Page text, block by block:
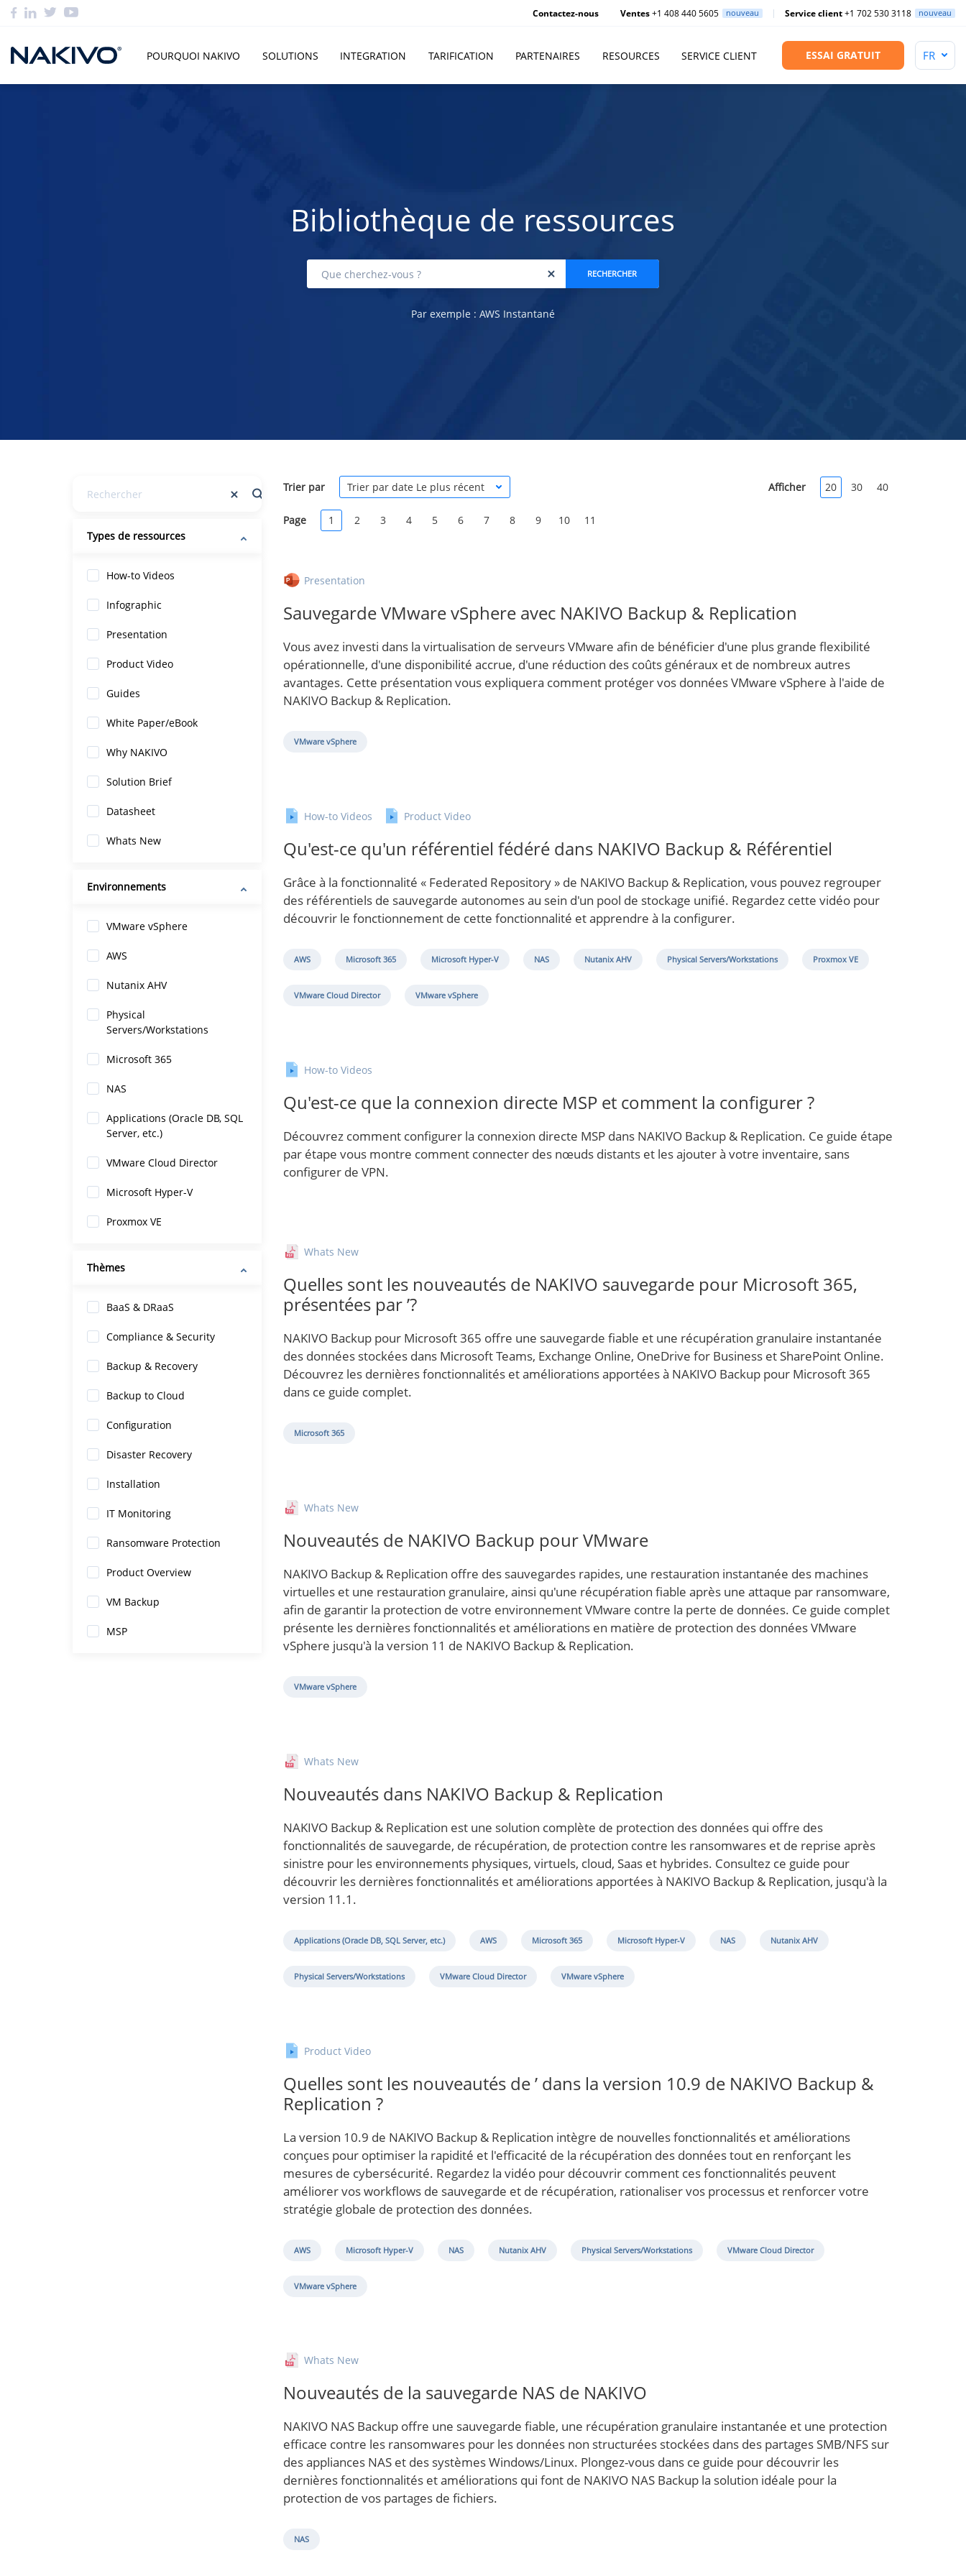
Contactez-nous Ventes+1 408 440 5605 nouveau Service client+1 702 530 3118 nouveau
POURQUOI NAKIVO SOLUTIONS INTEGRATION TARIFICATION PARTENAIRES RESOURCES SERVICE CLIENT ESSAI GRATUIT
Bibliothèque de ressources
Par exemple : AWS Instantané
Types de ressources
How-to Videos
Infographic
Presentation
Product Video
Guides
White Paper/eBook
Why NAKIVO
Solution Brief
Datasheet
Whats New
Environnements
VMware vSphere
AWS
Nutanix AHV
Physical
Servers/Workstations
Microsoft 365
NAS
Applications (Oracle DB, SQL
Server, etc.)
VMware Cloud Director
Microsoft Hyper-V
Proxmox VE
Thèmes
BaaS & DRaaS
Compliance & Security
Backup & Recovery
Backup to Cloud
Configuration
Disaster Recovery
Installation
IT Monitoring
Ransomware Protection
Product Overview
VM Backup
MSP
Trier par Trier par date Le plus récent Afficher 20 30 40
Page 1 2 3 4 5 6 7 8 9 10 11
Presentation
Sauvegarde VMware vSphere avec NAKIVO Backup & Replication
Vous avez investi dans la virtualisation de serveurs VMware afin de bénéficier d'une plus grande flexibilité
opérationnelle, d'une disponibilité accrue, d'une réduction des coûts généraux et de nombreux autres
avantages. Cette présentation vous expliquera comment protéger vos données VMware vSphere à l'aide de
NAKIVO Backup & Replication.
VMware vSphere
How-to Videos Product Video
Qu'est-ce qu'un référentiel fédéré dans NAKIVO Backup & Référentiel
Grâce à la fonctionnalité « Federated Repository » de NAKIVO Backup & Replication, vous pouvez regrouper
des référentiels de sauvegarde autonomes au sein d'un pool de stockage unifié. Regardez cette vidéo pour
découvrir le fonctionnement de cette fonctionnalité et apprendre à la configurer.
AWS Microsoft 365 Microsoft Hyper-V NAS Nutanix AHV Physical Servers/Workstations Proxmox VE
VMware Cloud Director VMware vSphere
How-to Videos
Qu'est-ce que la connexion directe MSP et comment la configurer ?
Découvrez comment configurer la connexion directe MSP dans NAKIVO Backup & Replication. Ce guide étape
par étape vous montre comment connecter des nœuds distants et les ajouter à votre inventaire, sans
configurer de VPN.
Whats New
Quelles sont les nouveautés de NAKIVO sauvegarde pour Microsoft 365,
présentées par ’?
NAKIVO Backup pour Microsoft 365 offre une sauvegarde fiable et une récupération granulaire instantanée
des données stockées dans Microsoft Teams, Exchange Online, OneDrive for Business et SharePoint Online.
Découvrez les dernières fonctionnalités et améliorations apportées à NAKIVO Backup pour Microsoft 365
dans ce guide complet.
Microsoft 365
Whats New
Nouveautés de NAKIVO Backup pour VMware
NAKIVO Backup & Replication offre des sauvegardes rapides, une restauration instantanée des machines
virtuelles et une restauration granulaire, ainsi qu'une récupération fiable après une attaque par ransomware,
afin de garantir la protection de votre environnement VMware contre la perte de données. Ce guide complet
présente les dernières fonctionnalités et améliorations en matière de protection des données VMware
vSphere jusqu'à la version 11 de NAKIVO Backup & Replication.
VMware vSphere
Whats New
Nouveautés dans NAKIVO Backup & Replication
NAKIVO Backup & Replication est une solution complète de protection des données qui offre des
fonctionnalités de sauvegarde, de récupération, de protection contre les ransomwares et de reprise après
sinistre pour les environnements physiques, virtuels, cloud, Saas et hybrides. Consultez ce guide pour
découvrir les dernières fonctionnalités et améliorations apportées à NAKIVO Backup & Replication, jusqu'à la
version 11.1.
Applications (Oracle DB, SQL Server, etc.) AWS Microsoft 365 Microsoft Hyper-V NAS Nutanix AHV
Physical Servers/Workstations VMware Cloud Director VMware vSphere
Product Video
Quelles sont les nouveautés de ’ dans la version 10.9 de NAKIVO Backup &
Replication ?
La version 10.9 de NAKIVO Backup & Replication intègre de nouvelles fonctionnalités et améliorations
conçues pour optimiser la rapidité et l'efficacité de la récupération des données tout en renforçant les
mesures de cybersécurité. Regardez la vidéo pour découvrir comment ces fonctionnalités peuvent
améliorer vos workflows de sauvegarde et de récupération, rationaliser vos processus et renforcer votre
stratégie globale de protection des données.
AWS Microsoft Hyper-V NAS Nutanix AHV Physical Servers/Workstations VMware Cloud Director
VMware vSphere
Whats New
Nouveautés de la sauvegarde NAS de NAKIVO
NAKIVO NAS Backup offre une sauvegarde fiable, une récupération granulaire instantanée et une protection
efficace contre les ransomwares pour les données non structurées stockées dans des partages SMB/NFS sur
des appliances NAS et des systèmes Windows/Linux. Plongez-vous dans ce guide pour découvrir les
dernières fonctionnalités et améliorations qui font de NAKIVO NAS Backup la solution idéale pour la
protection de vos partages de fichiers.
NAS